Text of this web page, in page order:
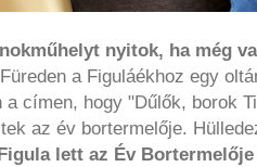
nyitok, ha még
a Figuláékhoz egy
címen, hogy "Dűlők, borok
az év bortermelője.
lett az Év